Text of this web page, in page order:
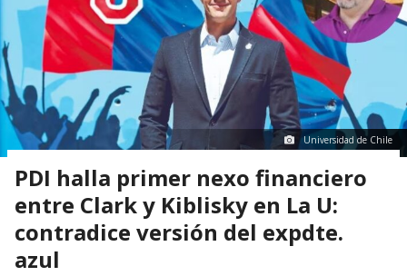
Universidad de Chile
PDI halla primer nexo financiero
entre Clark y Kiblisky en La U:
contradice versión del expdte.
azul